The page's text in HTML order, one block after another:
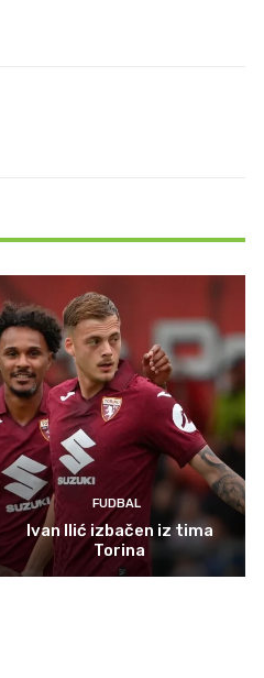
FUDBAL
Ivan Ilić izbačen iz tima
Torina